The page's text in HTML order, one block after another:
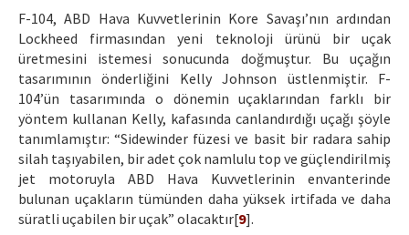
F-104, ABD Hava Kuvvetlerinin Kore Savaşı’nın ardından
Lockheed firmasından yeni teknoloji ürünü bir uçak
üretmesini istemesi sonucunda doğmuştur. Bu uçağın
tasarımının önderliğini Kelly Johnson üstlenmiştir. F-
104’ün tasarımında o dönemin uçaklarından farklı bir
yöntem kullanan Kelly, kafasında canlandırdığı uçağı şöyle
tanımlamıştır: “Sidewinder füzesi ve basit bir radara sahip
silah taşıyabilen, bir adet çok namlulu top ve güçlendirilmiş
jet motoruyla ABD Hava Kuvvetlerinin envanterinde
bulunan uçakların tümünden daha yüksek irtifada ve daha
süratli uçabilen bir uçak” olacaktır[9].